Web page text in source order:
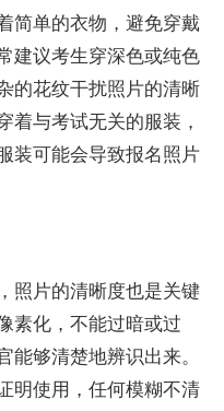
简单的衣物，避免穿戴
建议考生穿深色或纯色
的花纹干扰照片的清晰
着与考试无关的服装，
装可能会导致报名照片
照片的清晰度也是关键
素化，不能过暗或过
能够清楚地辨识出来。
明使用，任何模糊不清